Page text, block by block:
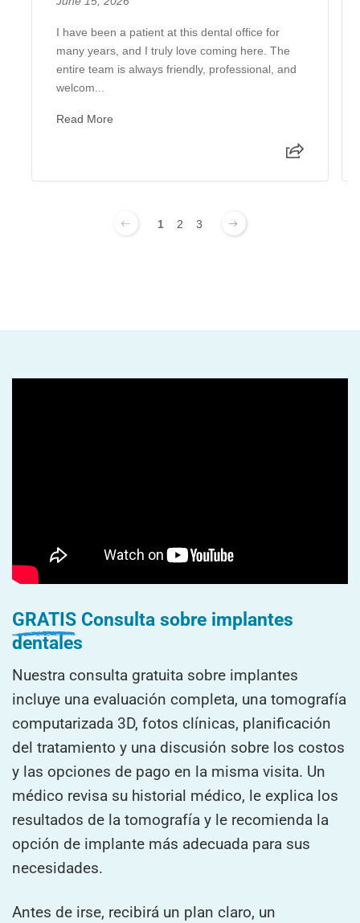
I have been a patient at this dental office for
many years, and I truly love coming here. The
entire team is always friendly, professional, and
welcom...
Read More
1 2 3
GRATIS Consulta sobre implantes
dentales
Nuestra consulta gratuita sobre implantes
incluye una evaluación completa, una tomografía
computarizada 3D, fotos clínicas, planificación
del tratamiento y una discusión sobre los costos
y las opciones de pago en la misma visita. Un
médico revisa su historial médico, le explica los
resultados de la tomografía y le recomienda la
opción de implante más adecuada para sus
necesidades.
Antes de irse, recibirá un plan claro, un